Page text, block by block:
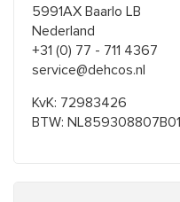
5991AX Baarlo LB
Nederland
+31 (0) 77 - 711 4367
service@dehcos.nl
KvK: 72983426
BTW: NL859308807B01